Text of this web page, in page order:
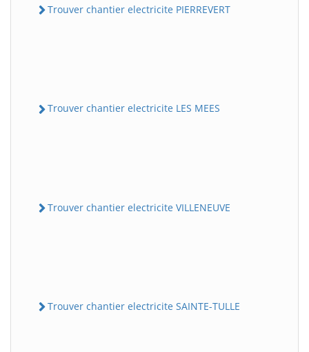
Trouver chantier electricite PIERREVERT
Trouver chantier electricite LES MEES
Trouver chantier electricite VILLENEUVE
Trouver chantier electricite SAINTE-TULLE